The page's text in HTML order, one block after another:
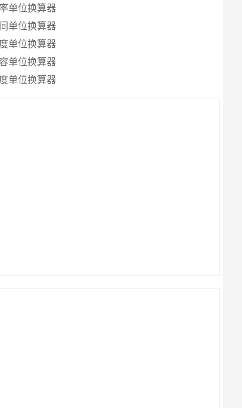
单位换算器
单位换算器
单位换算器
单位换算器
单位换算器